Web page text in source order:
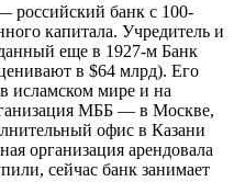
банк с 100-
капитала. Учредитель и
еще в 1927-м Банк
в $64 млрд). Его
исламском мире и на
МББ — в Москве,
офис в Казани
организация арендовала
сейчас банк занимает